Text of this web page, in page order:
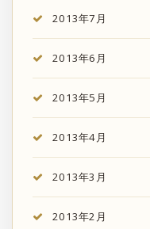
2013年7月
2013年6月
2013年5月
2013年4月
2013年3月
2013年2月